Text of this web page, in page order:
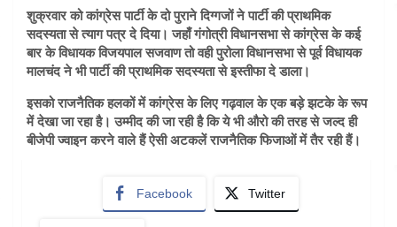
शुक्रवार को कांग्रेस पार्टी के दो पुराने दिग्गजों ने पार्टी की प्राथमिक
सदस्यता से त्याग पत्र दे दिया। जहाँ गंगोत्री विधानसभा से कांग्रेस के कई
बार के विधायक विजयपाल सजवाण तो वही पुरोला विधानसभा से पूर्व विधायक
मालचंद ने भी पार्टी की प्राथमिक सदस्यता से इस्तीफा दे डाला।
इसको राजनैतिक हलकों में कांग्रेस के लिए गढ़वाल के एक बड़े झटके के रूप
में देखा जा रहा है। उम्मीद की जा रही है कि ये भी औरो की तरह से जल्द ही
बीजेपी ज्वाइन करने वाले हैं ऐसी अटकलें राजनैतिक फिजाओं में तैर रही हैं।
Facebook Twitter